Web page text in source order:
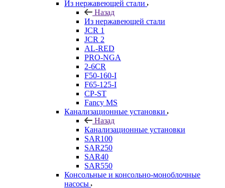
Из нержавеющей стали
Назад
Из нержавеющей стали
JCR 1
JCR 2
AL-RED
PRO-NGA
2-6CR
F50-160-I
F65-125-I
CP-ST
Fancy MS
Канализационные установки
Назад
Канализационные установки
SAR100
SAR250
SAR40
SAR550
Консольные и консольно-моноблочные
насосы